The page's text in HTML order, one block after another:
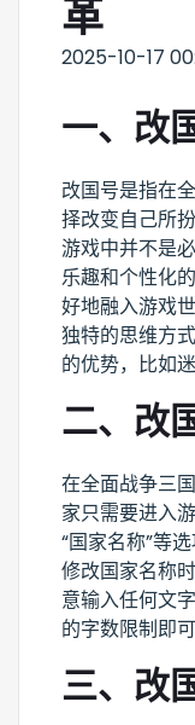
革
2025-10-17
一、改
改国号是指在
择改变自己所
游戏中并不是
乐趣和个性化
好地融入游戏
独特的思维方
的优势，比如
二、改
在全面战争三
家只需要进入
“国家名称”等
修改国家名称
意输入任何文
的字数限制即可
三、改